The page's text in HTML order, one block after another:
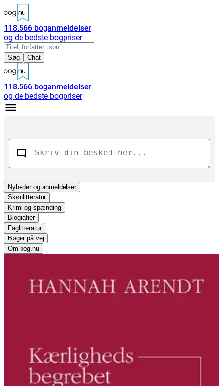
118.566 boganmeldelser
og de bedste bogpriser
Søg Chat
118.566 boganmeldelser
og de bedste bogpriser
Nyhederog anmeldelser
Skønlitteratur
Krimi og spænding
Biografier
Faglitteratur
Bøger på vej
Om bog.nu